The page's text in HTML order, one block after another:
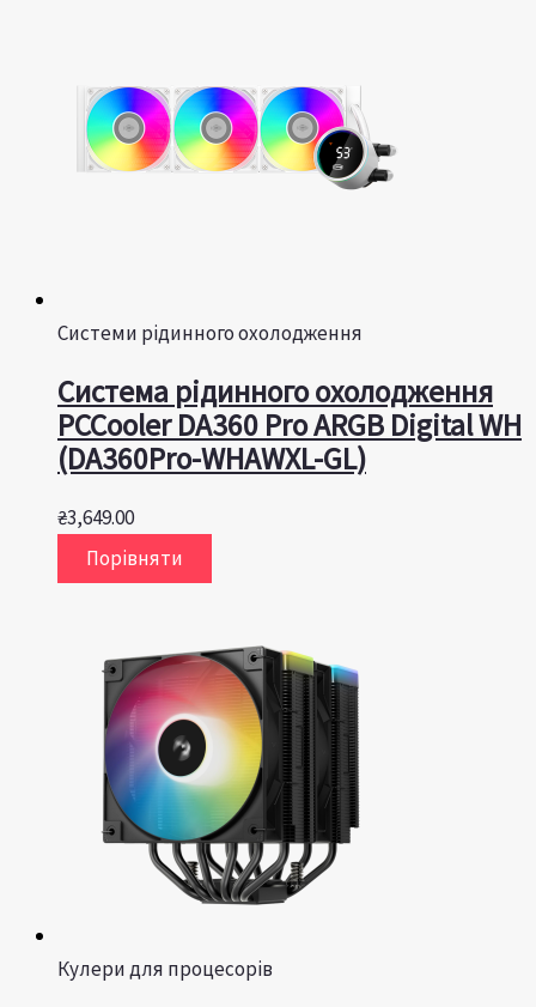
Системи рідинного охолодження
Система рідинного охолодження
PCCooler DA360 Pro ARGB Digital WH
(DA360Pro-WHAWXL-GL)
₴3,649.00
Порівняти
Кулери для процесорів